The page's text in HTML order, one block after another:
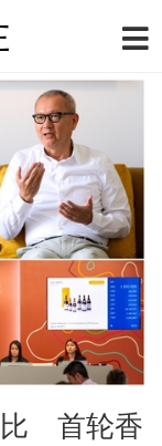
比 首轮香